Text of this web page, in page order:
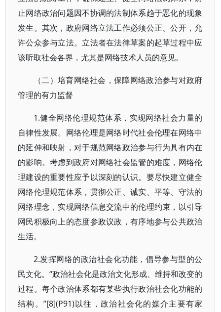
止网络政治问题因不协调的法制体系趋于恶化的现象
发生。其次，政府网络立法工作必须公正、公开，允
许公众参与立法。立法者在法律草案的起草过程中应
该听取社会各界，尤其是网络技术人员的意见。
（二）培育网络社会，保障网络政治参与对政府
管理的有力监督
1.健全网络伦理规范体系，实现网络社会力量的
自律性发展。网络伦理是网络时代社会伦理在网络中
的延伸和映射，对于规范网络政治参与行为具有内在
的影响。考虑到政府对网络社会监管的难度，网络伦
理建设的重要性应予以深刻的认识。要尽快建立健全
网络伦理规范体系，贯彻公正、诚实、平等、守法的
网络理念，实现网络信息交流中的伦理约束，以引导
网民积极向上的态度参政议政，有序地参与公共政治
生活。
2.发挥网络的政治社会化功能，倡导参与型的公
民文化。“政治社会化是政治文化形成、维持和改变的
过程。每个政治体系都有某些执行政治社会化功能的
结构。”[8](P91)以往，政治社会化的媒介主要有家